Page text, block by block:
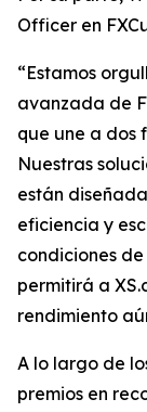
Officer en
“Estamos
avanzada de
que une a dos
Nuestras
están
eficiencia y
condiciones
permitirá a
rendimiento
A lo largo de
premios en